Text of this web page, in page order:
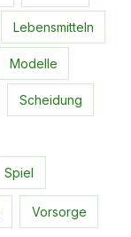
Lebensmitteln
Modelle
Scheidung
Spiel
Vorsorge